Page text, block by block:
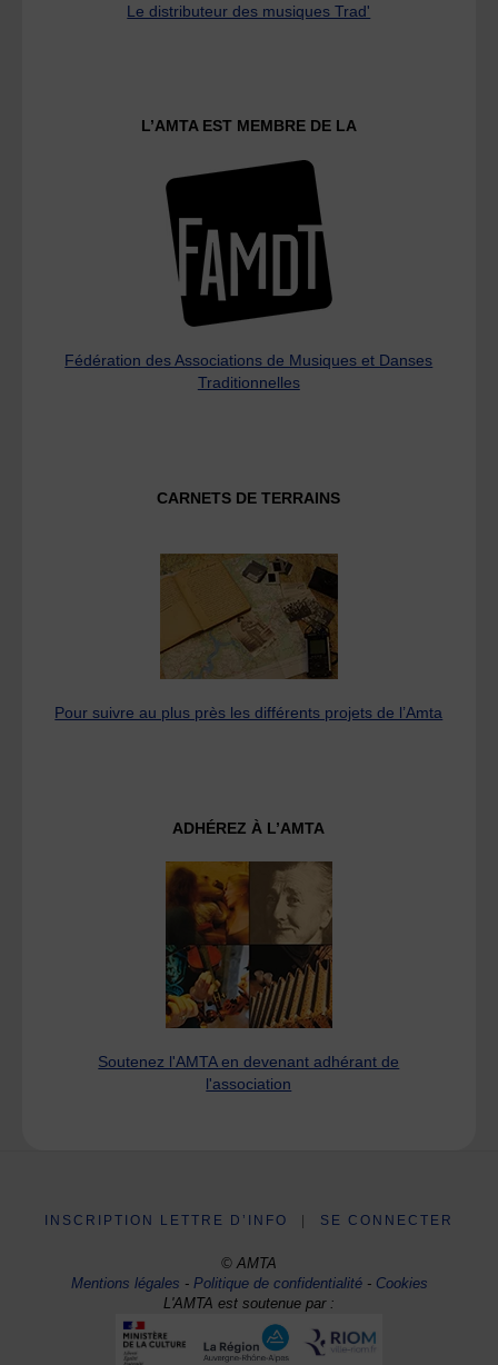
Le distributeur des musiques Trad'
L’AMTA EST MEMBRE DE LA
Fédération des Associations de Musiques et Danses
Traditionnelles
CARNETS DE TERRAINS
Pour suivre au plus près les différents projets de l’Amta
ADHÉREZ À L’AMTA
Soutenez l'AMTA en devenant adhérant de
l'association
INSCRIPTION LETTRE D’INFO SE CONNECTER
© AMTA
Mentions légales -Politique de confidentialité- Cookies
L'AMTA est soutenue par :